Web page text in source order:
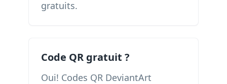
gratuits.
Code QR gratuit ?
Oui! Codes QR DeviantArt